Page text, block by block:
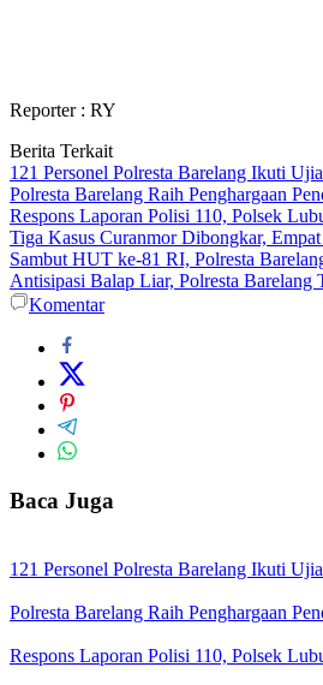
Reporter : RY
Berita Terkait
121 Personel Polresta Barelang Ikuti
Polresta Barelang Raih Penghargaan
Respons Laporan Polisi 110, Polsek
Tiga Kasus Curanmor Dibongkar,
Sambut HUT ke-81 RI, Polresta
Antisipasi Balap Liar, Polresta
Komentar
Baca Juga
121 Personel Polresta Barelang Ikuti
Polresta Barelang Raih Penghargaan
Respons Laporan Polisi 110, Polsek